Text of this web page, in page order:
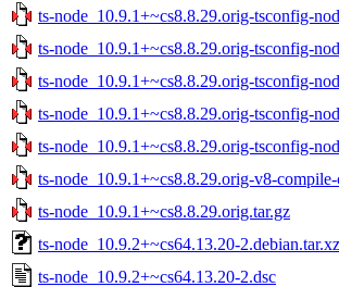
ts-node_10.9.1+~cs8.8.29.orig-tsconfig-
ts-node_10.9.1+~cs8.8.29.orig-tsconfig-
ts-node_10.9.1+~cs8.8.29.orig-tsconfig-
ts-node_10.9.1+~cs8.8.29.orig-tsconfig-
ts-node_10.9.1+~cs8.8.29.orig-tsconfig-
ts-node_10.9.1+~cs8.8.29.orig-v8-
ts-node_10.9.1+~cs8.8.29.orig.tar.gz
ts-node_10.9.2+~cs64.13.20-2.debian.tar.xz
ts-node_10.9.2+~cs64.13.20-2.dsc